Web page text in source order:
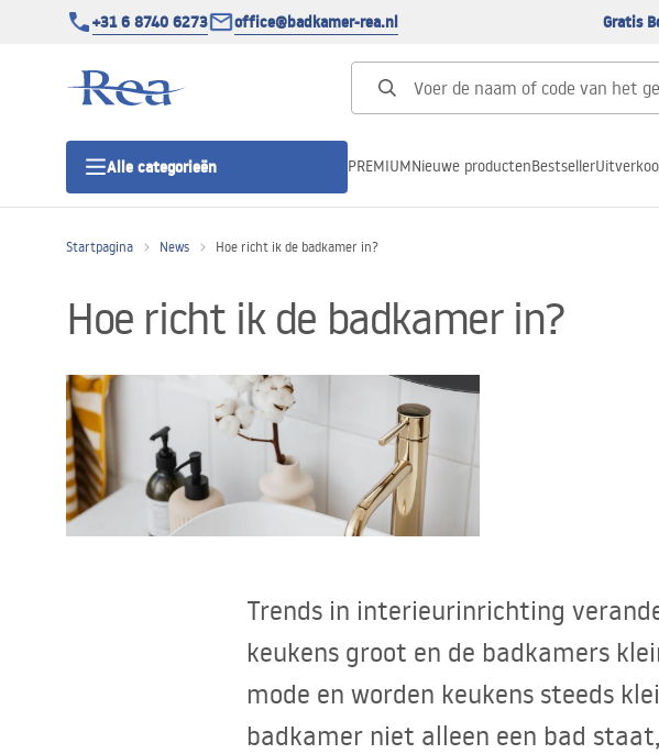
+31 6 8740 6273 office@badkamer-rea.nl Gratis
Alle categorieën
Douchedeur
Lineaire Douchegoten
Toiletten
Baden en badwanden
PREMIUMNieuwe productenBestseller
Startpagina News Hoe richt ik de badkamer in?
Hoe richt ik de badkamer in?
Trends in interieurinrichting
keukens groot en de badkamers
mode en worden keukens steeds
badkamer niet alleen een bad